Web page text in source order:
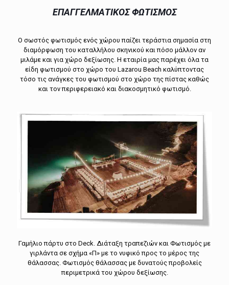
EΠΑΓΓΕΛΜΑΤΙΚΟΣ ΦΩΤΙΣΜΟΣ
Ο σωστός φωτισμός ενός χώρου παίζει τεράστια σημασία στη
διαμόρφωση του καταλλήλου σκηνικού και πόσο μάλλον αν
μιλάμε και για χώρο δεξίωσης. Η εταιρία μας παρέχει όλα τα
είδη φωτισμού στο χώρο του Lazarou Beach καλύπτοντας
τόσο τις ανάγκες του φωτισμού στο χώρο της πίστας καθώς
και τον περιφερειακό και διακοσμητικό φωτισμό.
Γαμήλιο πάρτυ στο Deck. Διάταξη τραπεζιών και Φωτισμός με
γιρλάντα σε σχήμα «Π» με το νυφικό προς το μέρος της
θάλασσας. Φωτισμός θάλασσας με δυνατούς προβολείς
περιμετρικά του χώρου δεξίωσης.